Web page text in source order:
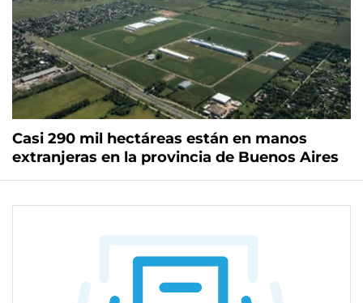
Casi 290 mil hectáreas están en manos
extranjeras en la provincia de Buenos Aires